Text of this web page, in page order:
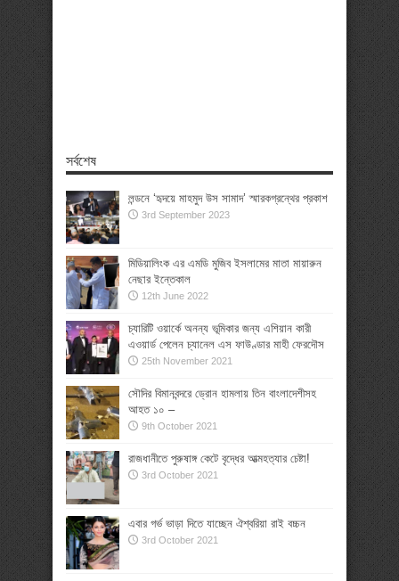
সর্বশেষ
লন্ডনে ‘হৃদয়ে মাহমুদ উস সামাদ’ স্মারকগ্রন্থের প্রকাশ
3rd September 2023
মিডিয়ালিংক এর এমডি মুজিব ইসলামের মাতা মায়ারুন
নেছার ইন্তেকাল
12th June 2022
চ্যারিটি ওয়ার্কে অনন্য ভূমিকার জন্য এশিয়ান কারী
এওয়ার্ড পেলেন চ্যানেল এস ফাউণ্ডার মাহী ফেরদৌস
25th November 2021
সৌদির বিমানবন্দরে ড্রোন হামলায় তিন বাংলাদেশীসহ
আহত ১০ –
9th October 2021
রাজধানীতে পুরুষাঙ্গ কেটে বৃদ্ধের আত্মহত্যার চেষ্টা!
3rd October 2021
এবার গর্ভ ভাড়া দিতে যাচ্ছেন ঐশ্বরিয়া রাই বচ্চন
3rd October 2021